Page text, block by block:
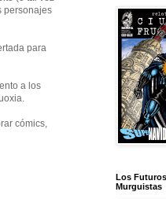
personajes
para
a los
cómics,
Los Futuros
Murguistas